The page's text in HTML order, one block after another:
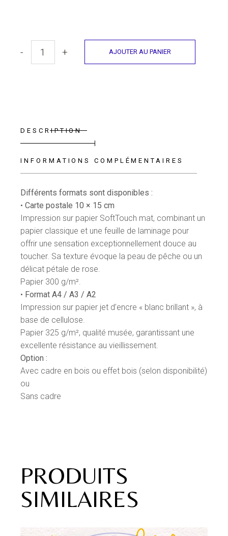
Illustration - "Femme Vagues fin 2024" quantity
- + AJOUTER AU PANIER
DESCRIPTION
INFORMATIONS COMPLÉMENTAIRES
Différents formats sont disponibles :
•Carte postale 10 × 15 cm
Impression sur papier SoftTouch mat, combinant un
papier classique et une feuille de laminage pour
offrir une sensation exceptionnellement douce au
toucher. Sa texture évoque la peau de pêche ou un
délicat pétale de rose.
Papier 300 g/m².
• Format A4 / A3 / A2
Impression sur papier jet d’encre « blanc brillant », à
base de cellulose.
Papier 325 g/m², qualité musée, garantissant une
excellente résistance au vieillissement.
Option :
Avec cadre en bois ou effet bois (selon disponibilité)
ou
Sans cadre
PRODUITS
SIMILAIRES